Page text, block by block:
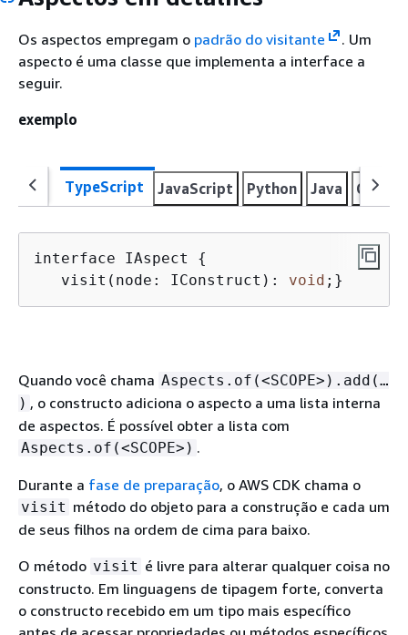
Os aspectos empregam o padrão do visitante
. Um
aspecto é uma classe que implementa a interface a
seguir.
exemplo
TypeScript JavaScript Python Java C#
interface IAspect {
   visit(node: IConstruct):
void ;}
Quando você chama Aspects.of(<SCOPE>).add(…​
) , o constructo adiciona o aspecto a uma lista interna
de aspectos. É possível obter a lista com
Aspects.of(<SCOPE>) .
Durante a fase de preparação, o AWS CDK chama o
visit método do objeto para a construção e cada um
de seus filhos na ordem de cima para baixo.
O método visit é livre para alterar qualquer coisa no
constructo. Em linguagens de tipagem forte, converta
o constructo recebido em um tipo mais específico